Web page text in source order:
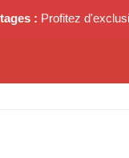
: Profitez